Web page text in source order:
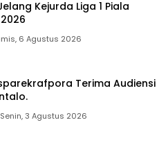
Kejurda Liga 1 Piala
6 Agustus 2026
Terima Audiensi
Senin, 3 Agustus 2026